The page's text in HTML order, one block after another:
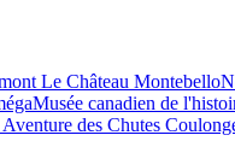
Le Château Montebello
Musée canadien de
Aventure des Chutes